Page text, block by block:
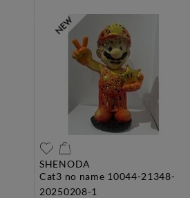
SHENODA
cat3 no name 10044-21348-
20250208-1